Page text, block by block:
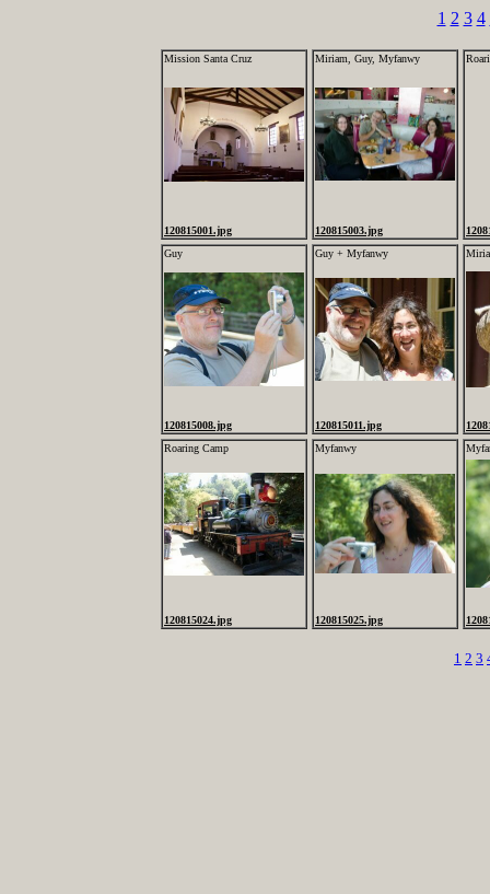
1 2 3 4
Mission Santa Cruz
120815001.jpg
Miriam, Guy, Myfanwy
120815003.jpg
Guy
120815008.jpg
Guy + Myfanwy
120815011.jpg
Roaring Camp
120815024.jpg
Myfanwy
120815025.jpg
1 2 3